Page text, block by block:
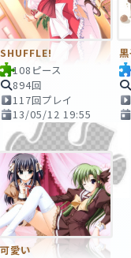
SHUFFLE!
108ピース
894回
117回プレイ
13/05/12 19:55
可愛い